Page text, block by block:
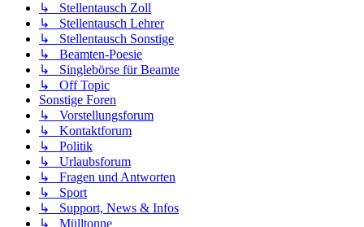
↳ Stellentausch Zoll
↳ Stellentausch Lehrer
↳ Stellentausch Sonstige
↳ Beamten-Poesie
↳ Singlebörse für Beamte
↳ Off Topic
Sonstige Foren
↳ Vorstellungsforum
↳ Kontaktforum
↳ Politik
↳ Urlaubsforum
↳ Fragen und Antworten
↳ Sport
↳ Support, News & Infos
↳ Mülltonne